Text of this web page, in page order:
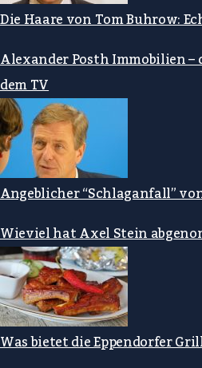
Die Haare von Tom Buhrow:
Alexander Posth Immobilien –
dem TV
Angeblicher “Schlaganfall”
Wieviel hat Axel Stein
Was bietet die Eppendorfer